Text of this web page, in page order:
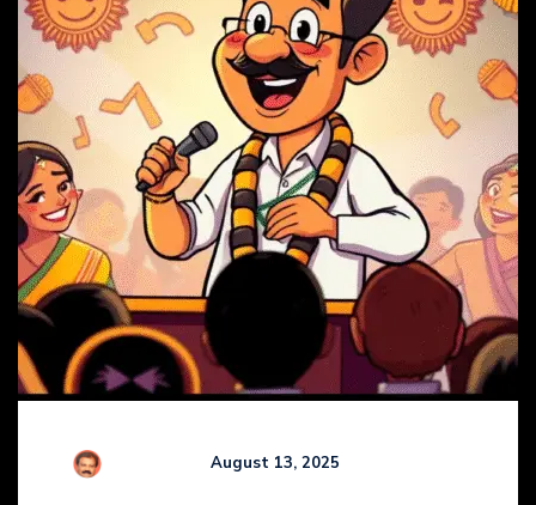
August 13, 2025